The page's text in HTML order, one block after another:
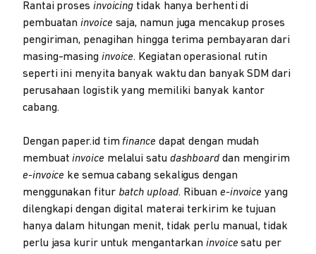
Rantai proses invoicing tidak hanya berhenti di
pembuataninvoice saja, namun juga mencakup proses
pengiriman, penagihan hingga terima pembayaran dari
masing-masing invoice. Kegiatan operasional rutin
seperti ini menyita banyak waktu dan banyak SDM dari
perusahaan logistik yang memiliki banyak kantor
cabang.
Dengan paper.id tim finance dapat dengan mudah
membuatinvoice melalui satu dashboard dan mengirim
e-invoice ke semua cabang sekaligus dengan
menggunakan fitur batch upload. Ribuan e-invoice yang
dilengkapi dengan digital materai terkirim ke tujuan
hanya dalam hitungan menit, tidak perlu manual, tidak
perlu jasa kurir untuk mengantarkaninvoice satu per